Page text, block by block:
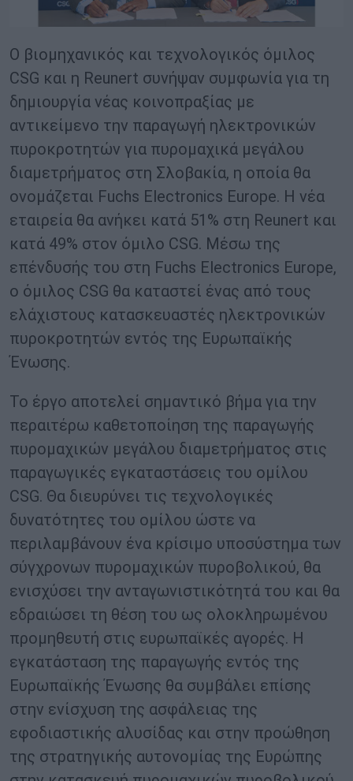
Ο βιομηχανικός και τεχνολογικός όμιλος
CSG και η Reunert συνήψαν συμφωνία για τη
δημιουργία νέας κοινοπραξίας με
αντικείμενο την παραγωγή ηλεκτρονικών
πυροκροτητών για πυρομαχικά μεγάλου
διαμετρήματος στη Σλοβακία, η οποία θα
ονομάζεται Fuchs Electronics Europe. Η νέα
εταιρεία θα ανήκει κατά 51% στη Reunert και
κατά 49% στον όμιλο CSG. Μέσω της
επένδυσής του στη Fuchs Electronics Europe,
ο όμιλος CSG θα καταστεί ένας από τους
ελάχιστους κατασκευαστές ηλεκτρονικών
πυροκροτητών εντός της Ευρωπαϊκής
Ένωσης.
Το έργο αποτελεί σημαντικό βήμα για την
περαιτέρω καθετοποίηση της παραγωγής
πυρομαχικών μεγάλου διαμετρήματος στις
παραγωγικές εγκαταστάσεις του ομίλου
CSG. Θα διευρύνει τις τεχνολογικές
δυνατότητες του ομίλου ώστε να
περιλαμβάνουν ένα κρίσιμο υποσύστημα των
σύγχρονων πυρομαχικών πυροβολικού, θα
ενισχύσει την ανταγωνιστικότητά του και θα
εδραιώσει τη θέση του ως ολοκληρωμένου
προμηθευτή στις ευρωπαϊκές αγορές. Η
εγκατάσταση της παραγωγής εντός της
Ευρωπαϊκής Ένωσης θα συμβάλει επίσης
στην ενίσχυση της ασφάλειας της
εφοδιαστικής αλυσίδας και στην προώθηση
της στρατηγικής αυτονομίας της Ευρώπης